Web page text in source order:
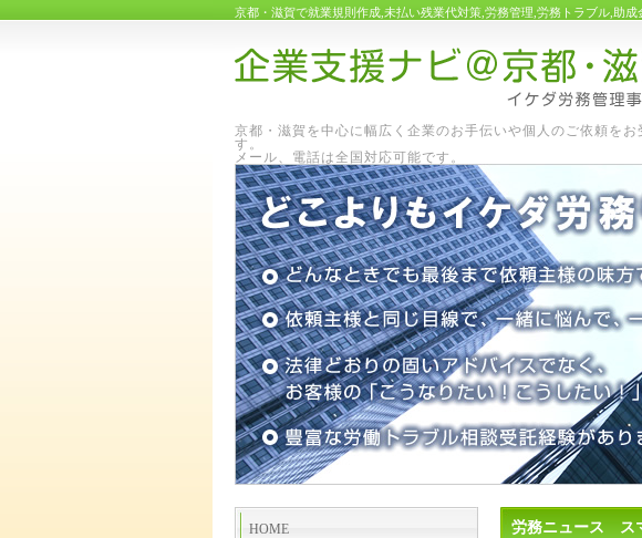
京都・滋賀で就業規則作成,未払い残業代対策,労務管理,労務トラブル,助
京都・滋賀を中心に幅広く企業のお手伝いや個人のご依頼をお
す
メール、電話は全国対応可能です。
労務ニュース ス
HOME